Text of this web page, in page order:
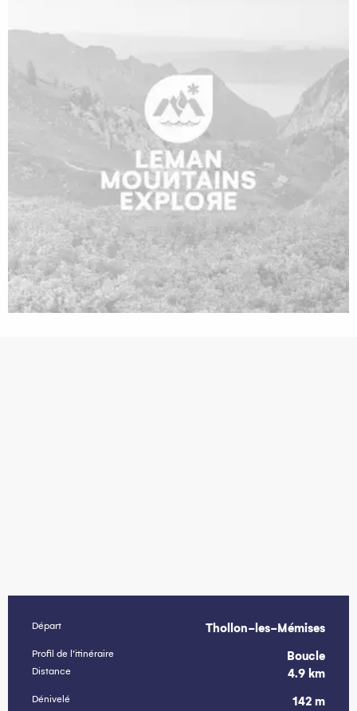
Informations pratiques
Départ Thollon-les-Mémises
Profil de l’itinéraire Boucle
Distance 4.9 km
Dénivelé 142 m